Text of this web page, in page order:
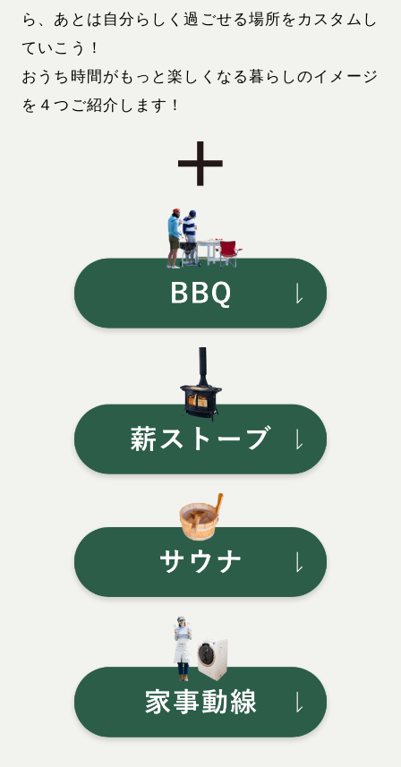
ら、 あとは自分らしく過ごせる場所をカスタムし
ていこう！
おうち時間がもっと楽しくなる暮らしのイメージ
を４つご紹介します！